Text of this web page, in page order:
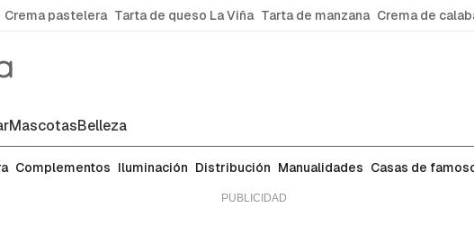
Crema pastelera Tarta de queso La Viña Tarta de manzana Crema de
MascotasBelleza
Complementos Iluminación Distribución Manualidades Casas de